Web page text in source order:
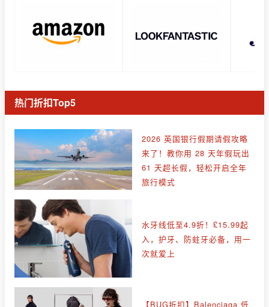
热门折扣Top5
2026 英国银行假期请假攻略
来了！教你用 28 天年假玩出
61 天超长假，轻松开启全年
旅行模式
水牙线低至4.9折！£15.99起
入，护牙、防蛀牙必备，用一
次就爱上
【BUG折扣】Balenciaga 低